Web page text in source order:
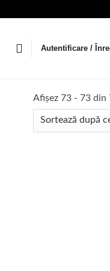
Autentificare /
Afișez 73 - 73 din